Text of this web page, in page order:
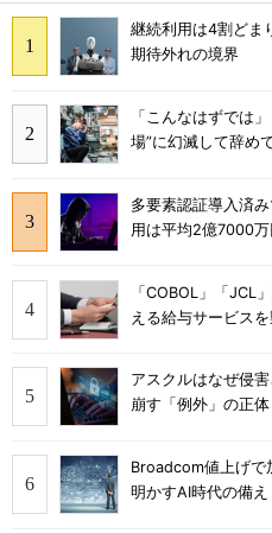
継続利用は4割ど
期待外れの境界
「こんなはずでは
場”に幻滅して辞め
多要素認証導入済
用は平均2億7000万
「COBOL」「
える給与サービス
アスクルはなぜ侵
崩す「例外」の正体
Broadcom値上げ
明かすAI時代の備え